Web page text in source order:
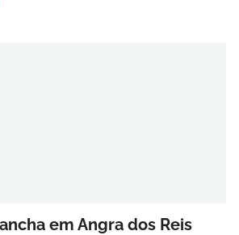
em Angra dos Reis